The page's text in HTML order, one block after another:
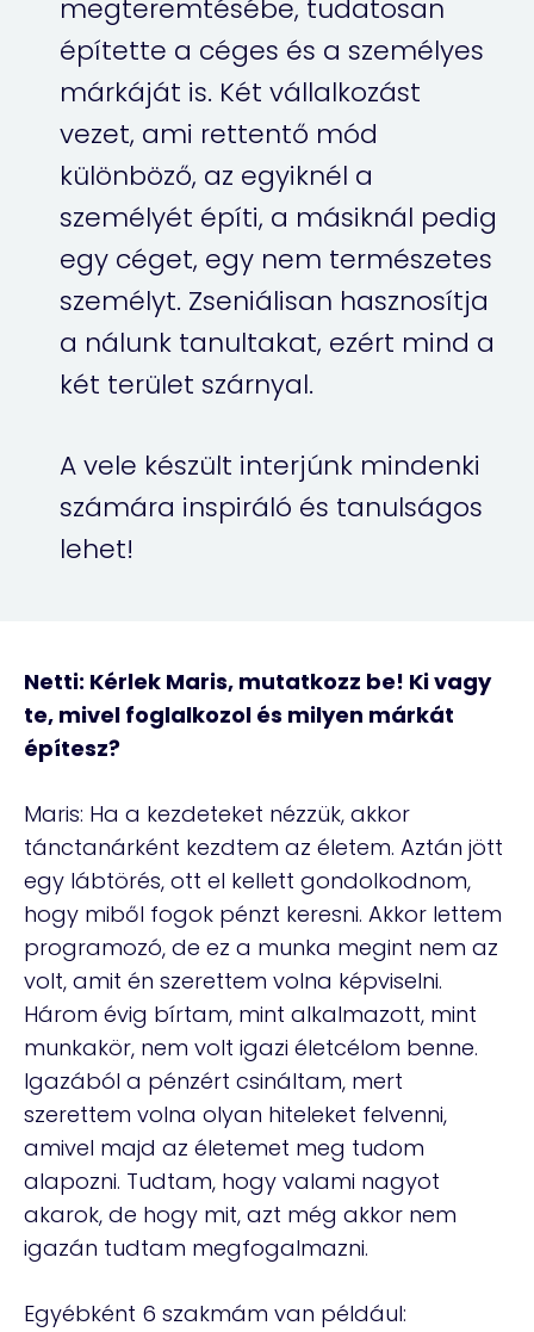
megteremtésébe, tudatosan
építette a céges és a személyes
márkáját is. Két vállalkozást
vezet, ami rettentő mód
különböző, az egyiknél a
személyét építi, a másiknál pedig
egy céget, egy nem természetes
személyt. Zseniálisan hasznosítja
a nálunk tanultakat, ezért mind a
két terület szárnyal.
A vele készült interjúnk mindenki
számára inspiráló és tanulságos
lehet!
Netti: Kérlek Maris, mutatkozz be! Ki vagy
te, mivel foglalkozol és milyen márkát
építesz?
Maris: Ha a kezdeteket nézzük, akkor
tánctanárként kezdtem az életem. Aztán jött
egy lábtörés, ott el kellett gondolkodnom,
hogy miből fogok pénzt keresni. Akkor lettem
programozó, de ez a munka megint nem az
volt, amit én szerettem volna képviselni.
Három évig bírtam, mint alkalmazott, mint
munkakör, nem volt igazi életcélom benne.
Igazából a pénzért csináltam, mert
szerettem volna olyan hiteleket felvenni,
amivel majd az életemet meg tudom
alapozni. Tudtam, hogy valami nagyot
akarok, de hogy mit, azt még akkor nem
igazán tudtam megfogalmazni.
Egyébként 6 szakmám van például: